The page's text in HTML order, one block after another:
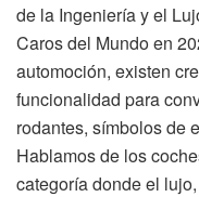
de la Ingeniería y el
Caros del Mundo en
automoción, existen
funcionalidad para
rodantes, símbolos de
Hablamos de los
categoría donde el